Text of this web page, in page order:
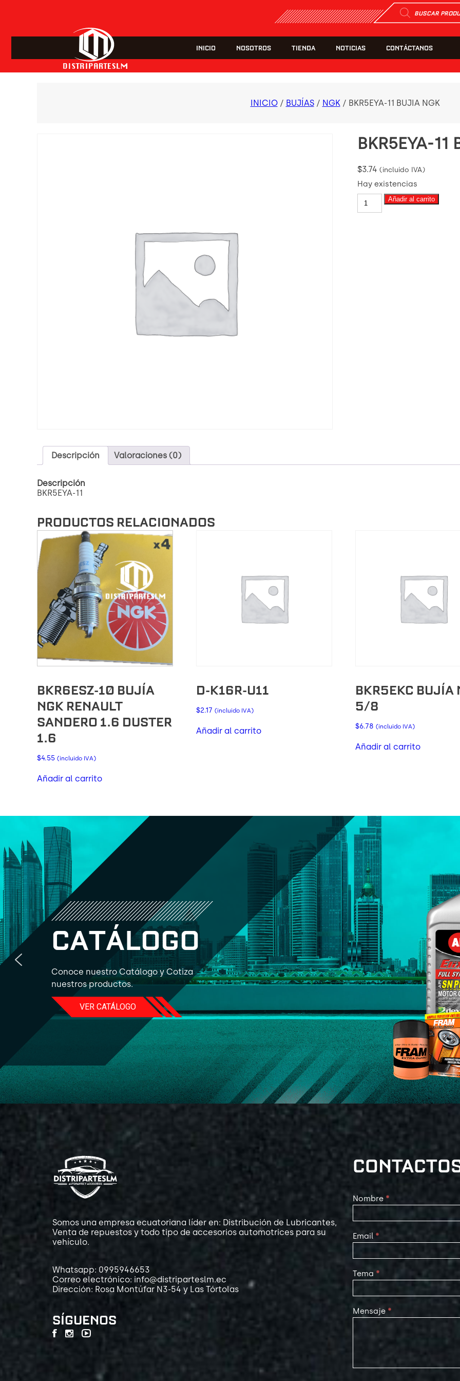
Búsqueda
de
productos
INICIO NOSOTROS TIENDA NOTICIAS CONTÁCTANOS
INICIO/ BUJÍAS/ NGK/ BKR5EYA-11 BUJIA NGK
BKR5EYA-11
$3.74 (incluido IVA)
Hay existencias
BKR5EYA-Añadir al carrito
Descripción Valoraciones (0)
Descripción
BKR5EYA-11
PRODUCTOS RELACIONADOS
BKR6ESZ-10 BUJÍA
NGK RENAULT
SANDERO 1.6 DUSTER
1.6
$4.55 (incluido IVA)
Añadir al carrito
D-K16R-U11
$2.17 (incluido IVA)
Añadir al carrito
BKR5EKC BUJÍA
5/8
$6.78 (incluido IVA)
Añadir al carrito
CATÁLOGO
Conoce nuestro Catálogo y Cotiza
nuestros productos.
VER CATÁLOGO
Somos una empresa ecuatoriana líder en: Distribución de Lubricantes,
Venta de repuestos y todo tipo de accesorios automotrices para su
vehículo.
Whatsapp: 0995946653
Correo electrónico: info@distriparteslm.ec
Dirección: Rosa Montúfar N3-54 y Las Tórtolas
SÍGUENOS
Contact
Us
Nombre *
Email *
Tema *
Mensaje *